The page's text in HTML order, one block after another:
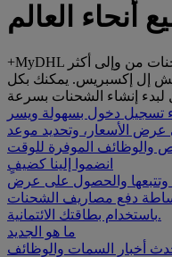
أنحاء العالم
+MyDHL هو الطريقة المثالية لإنشاء وإدارة الشحنات من وإلى أكثر
إتش إل إكسبريس. يمكنك بكل
إنشاء الشحنات بسرعة
تسجيل دخول بسهولة ويسر
عرض الأسعار، وتحديد موعد
انضموا إلينا كضيفٍ
وتتبعها والحصول على عرض
دفع مصاريف الشحنات
باستخدام بطاقتك الائتمانية.
ما هو الجديد
أخبار السمات والوظائف